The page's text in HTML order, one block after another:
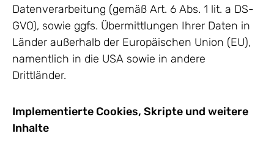
Datenverarbeitung (gemäß Art. 6 Abs. 1 lit. a DS-
GVO), sowie ggfs. Übermittlungen Ihrer Daten in
Länder außerhalb der Europäischen Union (EU),
namentlich in die USA sowie in andere
Drittländer.
Implementierte Cookies, Skripte und weitere
Inhalte